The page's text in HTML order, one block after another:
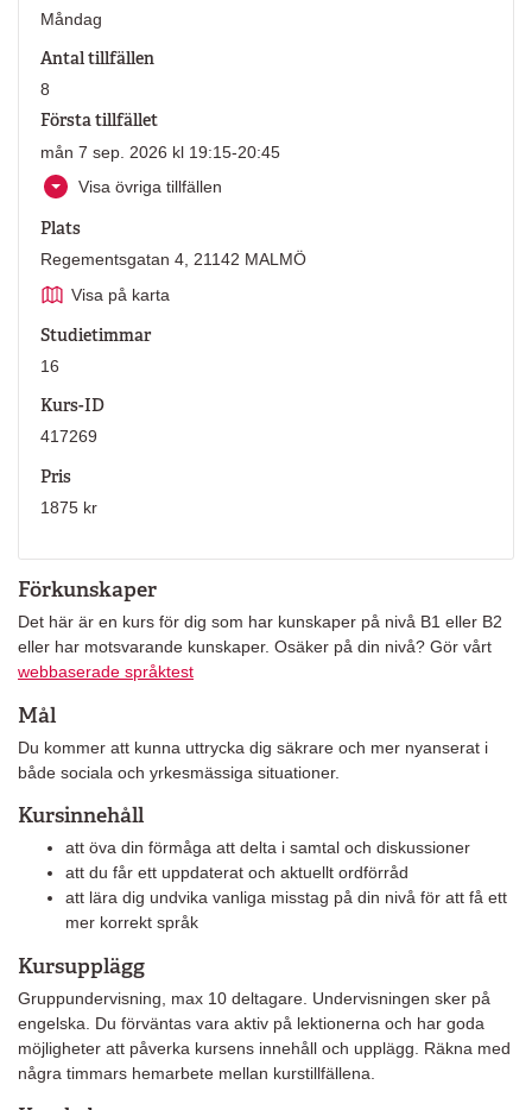
Förkunskaper
Det här är en kurs för dig som har kunskaper på nivå B1 eller B2
eller har motsvarande kunskaper. Osäker på din nivå? Gör vårt
webbaserade språktest
Mål
Du kommer att kunna uttrycka dig säkrare och mer nyanserat i
både sociala och yrkesmässiga situationer.
Kursinnehåll
att öva din förmåga att delta i samtal och diskussioner
att du får ett uppdaterat och aktuellt ordförråd
att lära dig undvika vanliga misstag på din nivå för att få ett
mer korrekt språk
Kursupplägg
Gruppundervisning, max 10 deltagare. Undervisningen sker på
engelska. Du förväntas vara aktiv på lektionerna och har goda
möjligheter att påverka kursens innehåll och upplägg. Räkna med
några timmars hemarbete mellan kurstillfällena.
Måndag
Antal tillfällen
8
Första tillfället
mån 7 sep. 2026 kl 19:15-20:45
Visa övriga tillfällen
Plats
Regementsgatan 4, 21142 MALMÖ
Visa på karta
Studietimmar
16
Kurs-ID
417269
Pris
1875 kr